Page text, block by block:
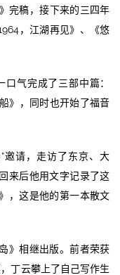
完稿，接下来的三四年
，江湖再见》、《悠
气完成了三部中篇：
》，同时也开始了福音
邀请，走访了东京、大
来后他用文字记录了这
，这是他的第一本散文
》相继出版。前者荣获
丁云攀上了自己写作生